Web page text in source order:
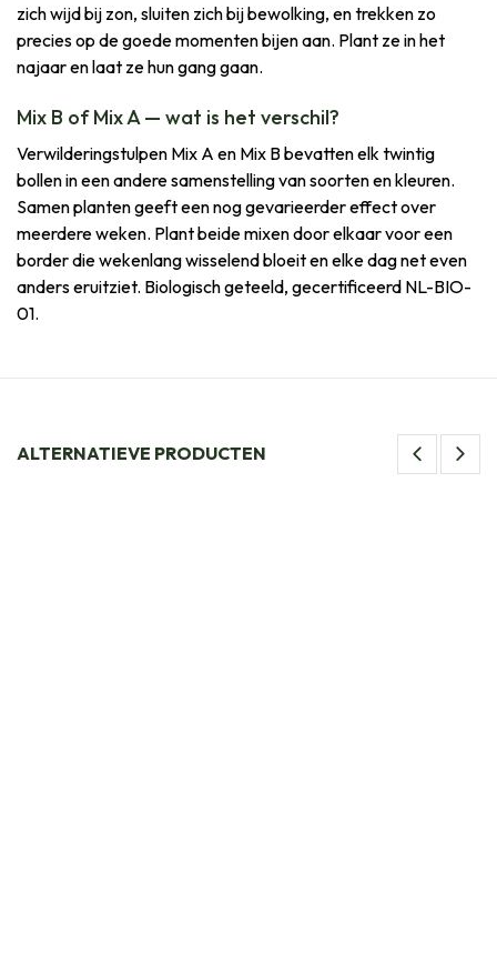
zich wijd bij zon, sluiten zich bij bewolking, en trekken zo
precies op de goede momenten bijen aan. Plant ze in het
najaar en laat ze hun gang gaan.
Mix B of Mix A — wat is het verschil?
Verwilderingstulpen Mix A en Mix B bevatten elk twintig
bollen in een andere samenstelling van soorten en kleuren.
Samen planten geeft een nog gevarieerder effect over
meerdere weken. Plant beide mixen door elkaar voor een
border die wekenlang wisselend bloeit en elke dag net even
anders eruitziet. Biologisch geteeld, gecertificeerd NL-BIO-
01.
ALTERNATIEVE PRODUCTEN